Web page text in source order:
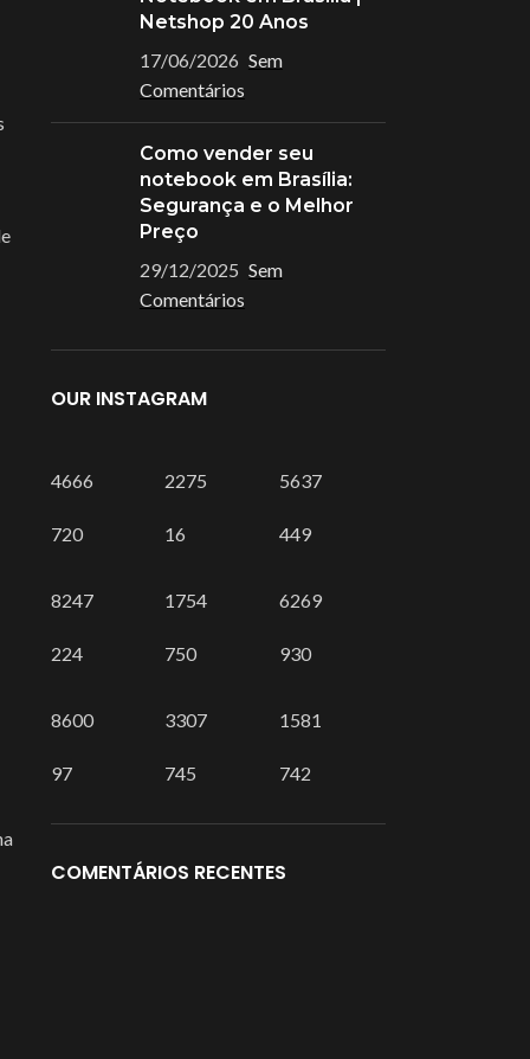
Netshop 20 Anos
17/06/2026 Sem
Comentários
Como vender seu
notebook em Brasília:
Segurança e o Melhor
Preço
29/12/2025 Sem
Comentários
OUR INSTAGRAM
4666
720
2275
16
5637
449
8247
224
1754
750
6269
930
8600
97
3307
745
1581
742
COMENTÁRIOS RECENTES